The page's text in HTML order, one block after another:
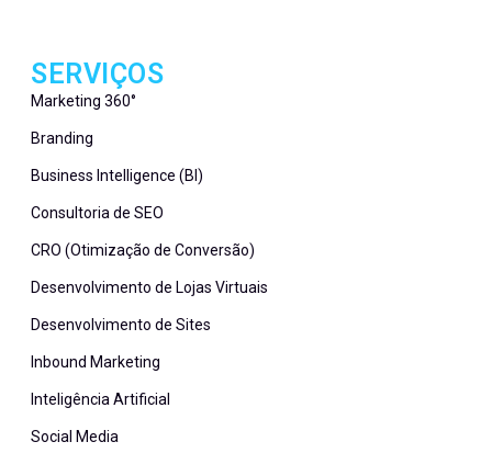
SERVIÇOS
Marketing 360°
Branding
Business Intelligence (BI)
Consultoria de SEO
CRO (Otimização de Conversão)
Desenvolvimento de Lojas Virtuais
Desenvolvimento de Sites
Inbound Marketing
Inteligência Artificial
Social Media